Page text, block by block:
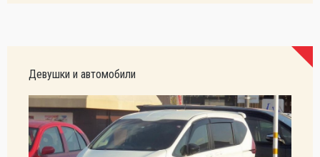
Девушки и автомобили